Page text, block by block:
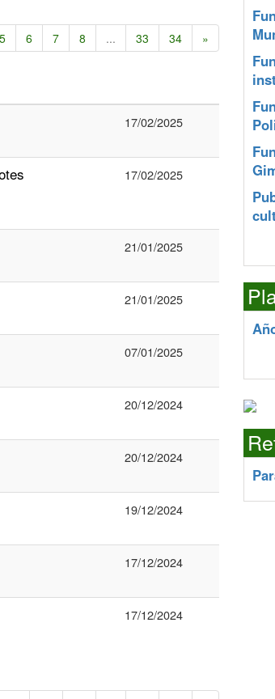
5 6 7 8 ... 33 34 »
17/02/2025
17/02/2025
21/01/2025
21/01/2025
07/01/2025
20/12/2024
20/12/2024
19/12/2024
17/12/2024
17/12/2024